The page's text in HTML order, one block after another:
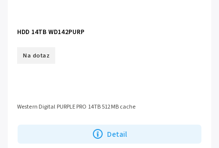
HDD 14TB WD142PURP
Na dotaz
Detail
Western Digital PURPLE PRO 14TB 512MB cache